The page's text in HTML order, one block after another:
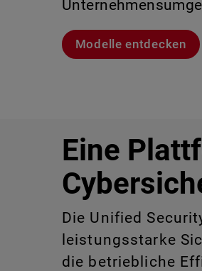
Modelle entdecken
sind.
CloudDR entdecken
Lernen Sie Rai kennen
Lernen Sie
Eine
Die Unified
leistungsstarke
die betriebliche